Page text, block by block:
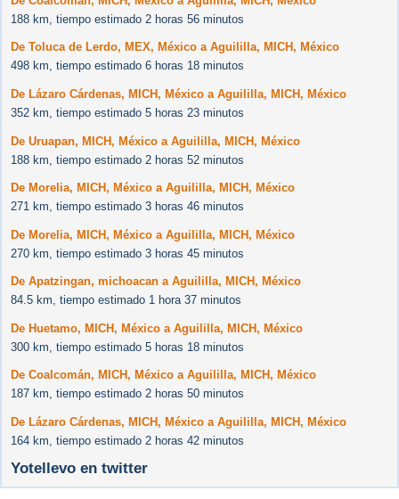
188 km, tiempo estimado 2 horas 56 minutos
De Toluca de Lerdo, MEX, México a Aguililla, MICH, México
498 km, tiempo estimado 6 horas 18 minutos
De Lázaro Cárdenas, MICH, México a Aguililla, MICH, México
352 km, tiempo estimado 5 horas 23 minutos
De Uruapan, MICH, México a Aguililla, MICH, México
188 km, tiempo estimado 2 horas 52 minutos
De Morelia, MICH, México a Aguililla, MICH, México
271 km, tiempo estimado 3 horas 46 minutos
De Morelia, MICH, México a Aguililla, MICH, México
270 km, tiempo estimado 3 horas 45 minutos
De Apatzingan, michoacan a Aguililla, MICH, México
84.5 km, tiempo estimado 1 hora 37 minutos
De Huetamo, MICH, México a Aguililla, MICH, México
300 km, tiempo estimado 5 horas 18 minutos
De Coalcomán, MICH, México a Aguililla, MICH, México
187 km, tiempo estimado 2 horas 50 minutos
De Lázaro Cárdenas, MICH, México a Aguililla, MICH, México
164 km, tiempo estimado 2 horas 42 minutos
Yotellevo en twitter